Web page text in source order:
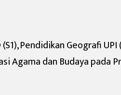
Pendidikan Geografi UPI
Agama dan Budaya pada